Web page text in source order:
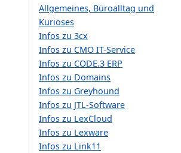
Allgemeines, Büroalltag und
Kurioses
Infos zu 3cx
Infos zu CMO IT-Service
Infos zu CODE.3 ERP
Infos zu Domains
Infos zu Greyhound
Infos zu JTL-Software
Infos zu LexCloud
Infos zu Lexware
Infos zu Link11